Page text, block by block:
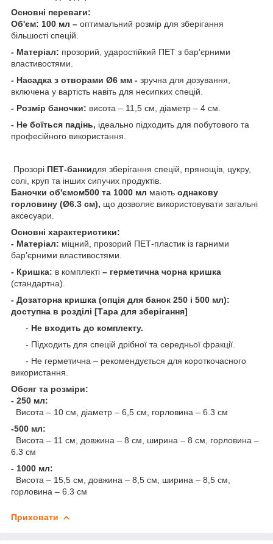
Основні переваги:
Об'єм: 100 мл – оптимальний розмір для зберігання
більшості спецій.
- Матеріал: прозорий, ударостійкий ПЕТ з бар'єрними
властивостями.
- Насадка з отворами Ø6 мм - зручна для дозування,
включена у вартість навіть для несипких спецій.
- Розмір баночки: висота – 11,5 см, діаметр – 4 см.
- Не боїться падінь, ідеально підходить для побутового та
професійного використання.
Прозорі ПЕТ-банкидля зберігання спецій, прянощів, цукру,
солі, круп та інших сипучих продуктів.
Баночки об'ємом500 та 1000 мл мають однакову
горловину (Ø6.3 см), що дозволяє використовувати загальні
аксесуари.
Основні характеристики:
- Матеріал: міцний, прозорий ПЕТ-пластик із гарними
бар'єрними властивостями.
- Кришка: в комплекті – герметична чорна кришка
(стандартна).
- Дозаторна кришка (опція для банок 250 і 500 мл):
доступна в розділі [Тара для зберігання]
- Не входить до комплекту.
- Підходить для спецій дрібної та середньої фракції.
- Не герметична – рекомендується для короткочасного
використання.
Обсяг та розміри:
- 250 мл:
Висота – 10 см, діаметр – 6,5 см, горловина – 6.3 см
-500 мл:
Висота – 11 см, довжина – 8 см, ширина – 8 см, горловина –
6.3 см
- 1000 мл:
Висота – 15,5 см, довжина – 8,5 см, ширина – 8,5 см,
горловина – 6.3 см
Приховати